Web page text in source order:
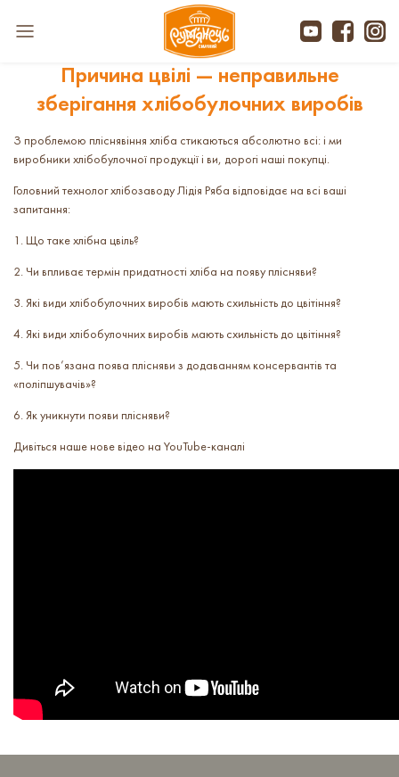
Причина цвілі — неправильне
зберігання хлібобулочних виробів
З проблемою пліснявіння хліба стикаються абсолютно всі: і ми
виробники хлібобулочної продукції і ви, дорогі наші покупці.
Головний технолог хлібозаводу Лідія Ряба відповідає на всі ваші
запитання:
1. Що таке хлібна цвіль?
2. Чи впливає термін придатності хліба на появу плісняви?
3. Які види хлібобулочних виробів мають схильність до цвітіння?
4. Які види хлібобулочних виробів мають схильність до цвітіння?
5. Чи пов’язана поява плісняви з додаванням консервантів та
«поліпшувачів»?
6. Як уникнути появи плісняви?
Дивіться наше нове відео на YouTube-каналі